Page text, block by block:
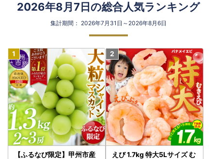
2026年8月7日の総合人気ランキング
集計期間： 2026年7月31日～2026年8月6日
【ふるなび限定】甲州市産
えび 1.7kg 特大5Lサイズ む